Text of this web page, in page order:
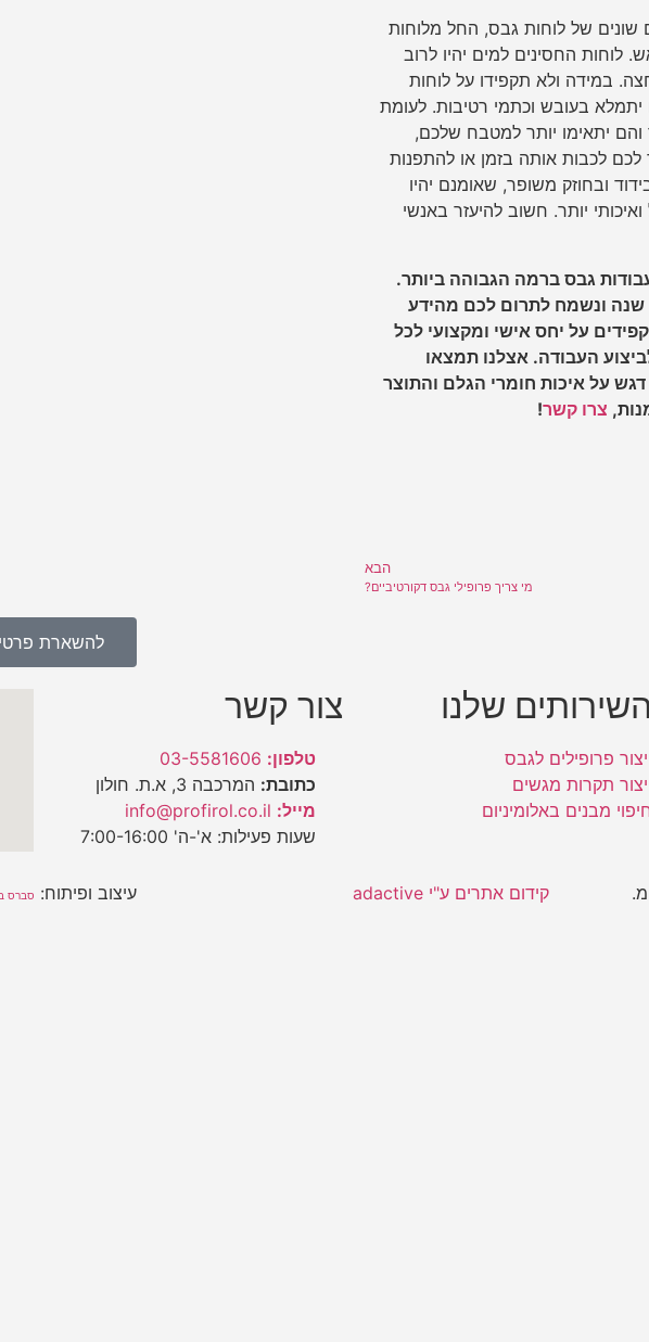
שונים של לוחות גבס, החל מלוחות
לוחות החסינים למים יהיו לרוב
במידה ולא תקפידו על לוחות
בעובש וכתמי רטיבות. לעומת
והם יתאימו יותר למטבח שלכם,
לכבות אותה בזמן או להתפנות
ובחוזק משופר, שאומנם יהיו
יותר. חשוב להיעזר באנשי
גבס ברמה הגבוהה ביותר.
אנו מחזיקים בוותק וניסיון של כמעט 30 שנה ונשמח לתרום לכם מהידע
על יחס אישי ומקצועי לכל
העבודה. אצלנו תמצאו
על איכות חומרי הגלם והתוצר
צרו קשר!
הבא
מי צריך פרופילי גבס דקורטיביים?
להשארת
השירותים שלנו
פרופילים לגבס
תקרות מגשים
מבנים באלומיניום
צור קשר
טלפון:
כתובת: המרכבה 3, א.ת. חולון
מייל:
שעות פעילות: א'-ה' 7:00-16:00
קידום אתרים ע"י adactive עיצוב ופיתוח: סברס